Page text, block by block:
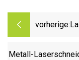
vorherige:
Metall-